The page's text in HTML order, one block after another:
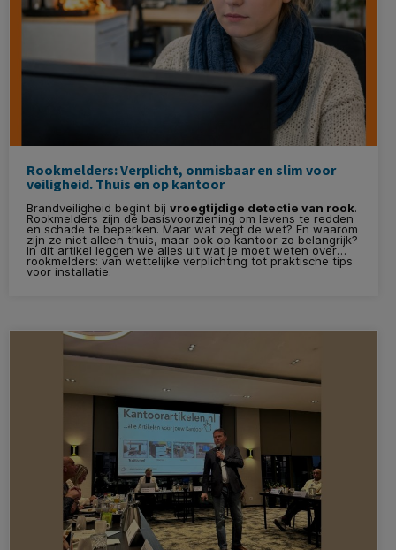
Rookmelders: Verplicht, onmisbaar en slim voor
veiligheid. Thuis en op kantoor
Brandveiligheid begint bijvroegtijdige detectie van rook.
Rookmelders zijn dé basisvoorziening om levens te redden
en schade te beperken. Maar wat zegt de wet? En waarom
zijn ze niet alleen thuis, maar ook op kantoor zo belangrijk?
In dit artikel leggen we alles uit wat je moet weten over
rookmelders: van wettelijke verplichting tot praktische tips
voor installatie.